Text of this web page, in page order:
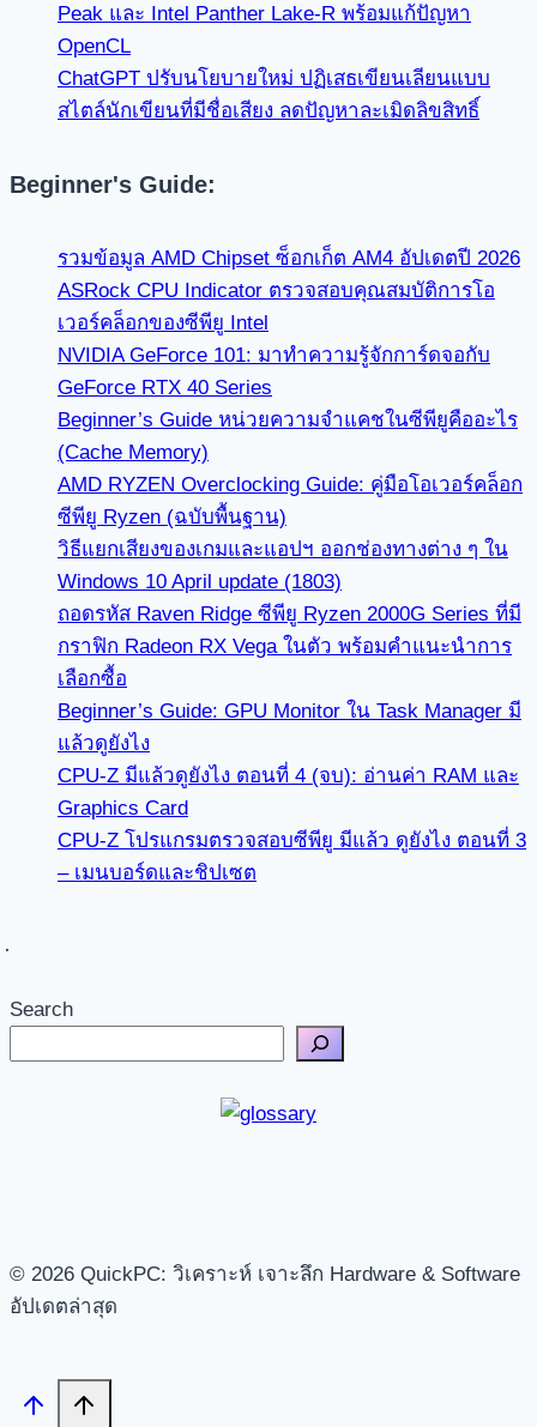
Peak และ Intel Panther Lake-R พร้อมแก้ปัญหา
OpenCL
ChatGPT ปรับนโยบายใหม่ ปฏิเสธเขียนเลียนแบบ
สไตล์นักเขียนที่มีชื่อเสียง ลดปัญหาละเมิดลิขสิทธิ์
Beginner's Guide:
รวมข้อมูล AMD Chipset ซ็อกเก็ต AM4 อัปเดตปี 2026
ASRock CPU Indicator ตรวจสอบคุณสมบัติการโอ
เวอร์คล็อกของซีพียู Intel
NVIDIA GeForce 101: มาทำความรู้จักการ์ดจอกับ
GeForce RTX 40 Series
Beginner’s Guide หน่วยความจำแคชในซีพียูคืออะไร
(Cache Memory)
AMD RYZEN Overclocking Guide: คู่มือโอเวอร์คล็อก
ซีพียู Ryzen (ฉบับพื้นฐาน)
วิธีแยกเสียงของเกมและแอปฯ ออกช่องทางต่าง ๆ ใน
Windows 10 April update (1803)
ถอดรหัส Raven Ridge ซีพียู Ryzen 2000G Series ที่มี
กราฟิก Radeon RX Vega ในตัว พร้อมคำแนะนำการ
เลือกซื้อ
Beginner’s Guide: GPU Monitor ใน Task Manager มี
แล้วดูยังไง
CPU-Z มีแล้วดูยังไง ตอนที่ 4 (จบ): อ่านค่า RAM และ
Graphics Card
CPU-Z โปรแกรมตรวจสอบซีพียู มีแล้ว ดูยังไง ตอนที่ 3
– เมนบอร์ดและชิปเซต
Search
© 2026 QuickPC: วิเคราะห์ เจาะลึก Hardware & Software
อัปเดตล่าสุด